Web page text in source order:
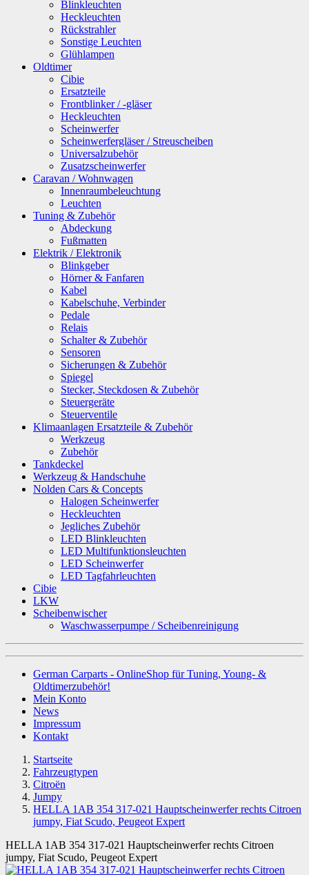
Blinkleuchten
Heckleuchten
Rückstrahler
Sonstige Leuchten
Glühlampen
Oldtimer
Cibie
Ersatzteile
Frontblinker / -gläser
Heckleuchten
Scheinwerfer
Scheinwerfergläser / Streuscheiben
Universalzubehör
Zusatzscheinwerfer
Caravan / Wohnwagen
Innenraumbeleuchtung
Leuchten
Tuning & Zubehör
Abdeckung
Fußmatten
Elektrik / Elektronik
Blinkgeber
Hörner & Fanfaren
Kabel
Kabelschuhe, Verbinder
Pedale
Relais
Schalter & Zubehör
Sensoren
Sicherungen & Zubehör
Spiegel
Stecker, Steckdosen & Zubehör
Steuergeräte
Steuerventile
Klimaanlagen Ersatzteile & Zubehör
Werkzeug
Zubehör
Tankdeckel
Werkzeug & Handschuhe
Nolden Cars & Concepts
Halogen Scheinwerfer
Heckleuchten
Jegliches Zubehör
LED Blinkleuchten
LED Multifunktionsleuchten
LED Scheinwerfer
LED Tagfahrleuchten
Cibie
LKW
Scheibenwischer
Waschwasserpumpe / Scheibenreinigung
German Carparts - OnlineShop für Tuning, Young- &
Oldtimerzubehör!
Mein Konto
News
Impressum
Kontakt
Startseite
Fahrzeugtypen
Citroën
Jumpy
HELLA 1AB 354 317-021 Hauptscheinwerfer rechts Citroen
jumpy, Fiat Scudo, Peugeot Expert
HELLA 1AB 354 317-021 Hauptscheinwerfer rechts Citroen
jumpy, Fiat Scudo, Peugeot Expert